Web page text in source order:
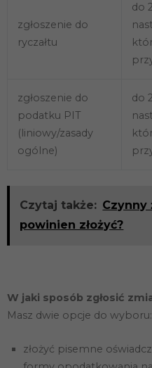
zgłoszenie do
ryczałtu
do
zgłoszenie do
podatku PIT
(liniowy/zasady
ogólne)
do
Czytaj także: Czynny
powinien złożyć?
W jaki sposób zgłosić
Masz dwie opcje do wyboru:
złożyć pisemne